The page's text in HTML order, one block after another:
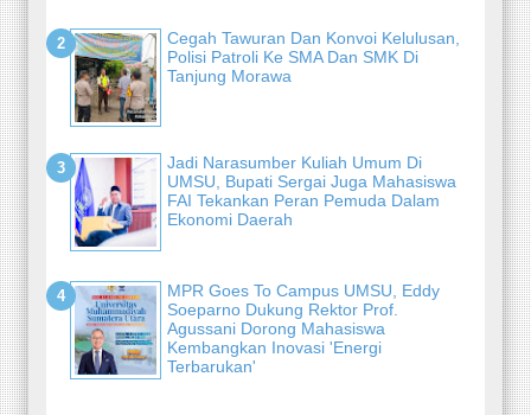
Cegah Tawuran Dan Konvoi Kelulusan,
Polisi Patroli Ke SMA Dan SMK Di
Tanjung Morawa
Jadi Narasumber Kuliah Umum Di
UMSU, Bupati Sergai Juga Mahasiswa
FAI Tekankan Peran Pemuda Dalam
Ekonomi Daerah
MPR Goes To Campus UMSU, Eddy
Soeparno Dukung Rektor Prof.
Agussani Dorong Mahasiswa
Kembangkan Inovasi 'Energi
Terbarukan'